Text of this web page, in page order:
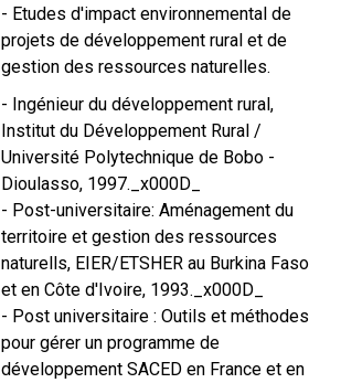
- Etudes d'impact environnemental de
projets de développement rural et de
gestion des ressources naturelles.
- Ingénieur du développement rural,
Institut du Développement Rural /
Université Polytechnique de Bobo -
Dioulasso, 1997._x000D_
- Post-universitaire: Aménagement du
territoire et gestion des ressources
naturells, EIER/ETSHER au Burkina Faso
et en Côte d'Ivoire, 1993._x000D_
- Post universitaire : Outils et méthodes
pour gérer un programme de
développement SACED en France et en